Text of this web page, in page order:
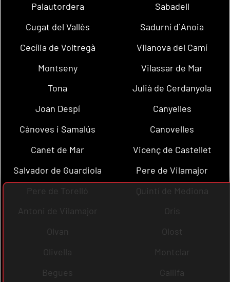
Palautordera
Sabadell
Cugat del Vallès
Sadurní d´Anoia
Cecília de Voltregà
Vilanova del Camí
Montseny
Vilassar de Mar
Tona
Julià de Cerdanyola
Joan Despí
Canyelles
Cànoves i Samalús
Canovelles
Canet de Mar
Vicenç de Castellet
Salvador de Guardiola
Pere de Vilamajor
Pere de Torelló
Quintí de Mediona
Antoni de Vilamajor
Orís
Olvan
Olost
Olivella
Montclar
Begues
Gallifa